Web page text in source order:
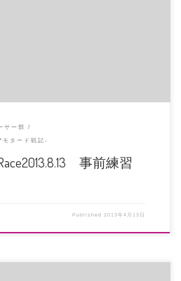
サー部
タード戦記-
事前練習
Published 2013年4月13日